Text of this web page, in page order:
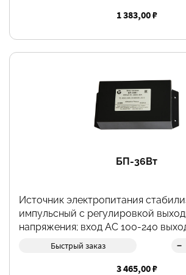
1 383,00 ₽
БП-36Вт
Источник электропитания
импульсный с регулировкой
напряжения; вход АС 100-240
Быстрый заказ -
3 465,00 ₽